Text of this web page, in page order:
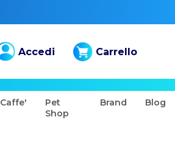
Accedi Carrello
Caffe'
Pet
Shop
Brand Blog